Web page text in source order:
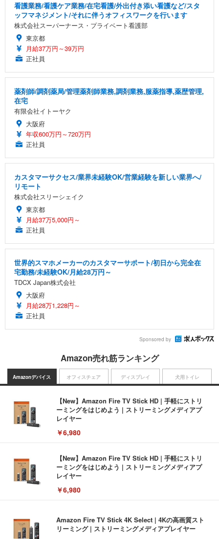
看護業務/看護ケア業務/在宅看護/外出付き添い看護など/スタ
ッフマネジメント/それに伴うオフィスワークを行います
株式会社スーパーナース・プライベート看護部
東京都
月給37万円～39万円
正社員
薬剤師/調剤薬局/管理薬剤師業務,調剤業務,服薬指導,薬歴管理,
在宅
有限会社イトーヤク
大阪府
年収600万円～720万円
正社員
カスタマーサクセス/業界未経験OK/営業経験を新しい業界へ/
リモート
株式会社スリーシェイク
東京都
月給37万5,000円～
正社員
世界的スマホメーカーのカスタマーサポート/初日から完全在
宅勤務/未経験OK/月給28万円～
TDCX Japan株式会社
大阪府
月給28万1,228円～
正社員
Sponsored by
Amazon売れ筋ランキング
Amazonデバイス
【New】Amazon Fire TV Stick HD | 手軽にストリ
ーミングをはじめよう | ストリーミングメディアプ
レイヤー
￥6,980
【New】Amazon Fire TV Stick HD | 手軽にストリ
ーミングをはじめよう | ストリーミングメディアプ
レイヤー
￥6,980
Amazon Fire TV Stick 4K Select | 4Kの高画質スト
リーミング | ストリーミングメディアプレイヤー
オフィスチェア ディスプレイ 犬用トイレ